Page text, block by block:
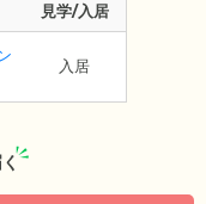
見学/入居
入居